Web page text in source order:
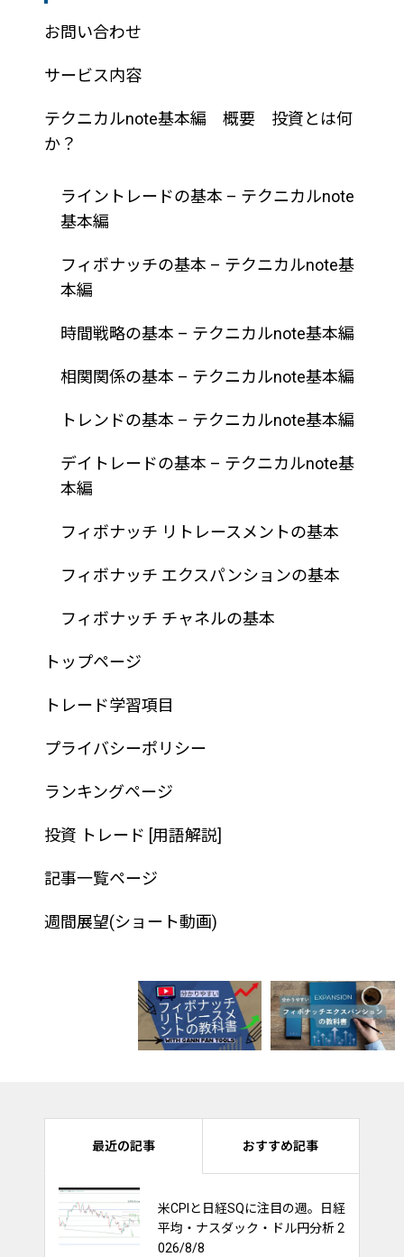
お問い合わせ
サービス内容
テクニカルnote基本編 概要 投資とは何
か？
ライントレードの基本 – テクニカルnote
基本編
フィボナッチの基本 – テクニカルnote基
本編
時間戦略の基本 – テクニカルnote基本編
相関関係の基本 – テクニカルnote基本編
トレンドの基本 – テクニカルnote基本編
デイトレードの基本 – テクニカルnote基
本編
フィボナッチ リトレースメントの基本
フィボナッチ エクスパンションの基本
フィボナッチ チャネルの基本
トップページ
トレード学習項目
プライバシーポリシー
ランキングページ
投資 トレード [用語解説]
記事一覧ページ
週間展望(ショート動画)
最近の記事 おすすめ記事
米CPIと日経SQに注目の週。日経
平均・ナスダック・ドル円分析 2
026/8/8
ナスダック100は持ち合いを維持
出来るか？他市場への影響多大！